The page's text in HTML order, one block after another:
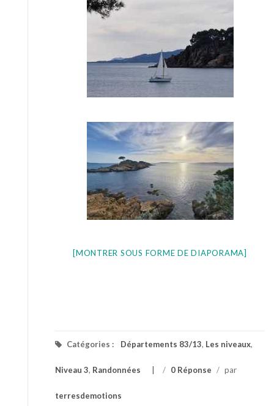
[MONTRER SOUS FORME DE DIAPORAMA]
Catégories : Départements 83/13, Les niveaux,
Niveau 3, Randonnées / 0 Réponse / par
terresdemotions